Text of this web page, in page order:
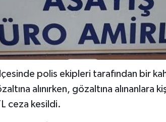
polis ekipleri tarafından bir
alınırken, gözaltına alınanlara
ceza kesildi.